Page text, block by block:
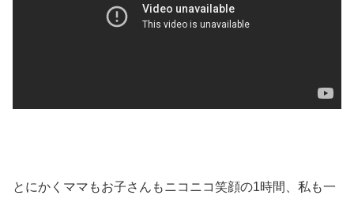
とにかくママもお子さんもニコニコ笑顔の1時間、私も一